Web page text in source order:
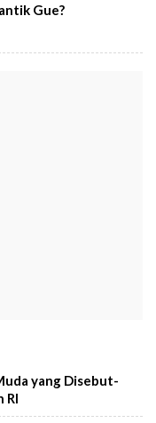
Gue?
yang Disebut-
RI